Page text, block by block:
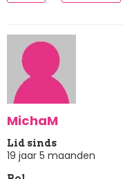
MichaM
Lid sinds
19 jaar 5 maanden